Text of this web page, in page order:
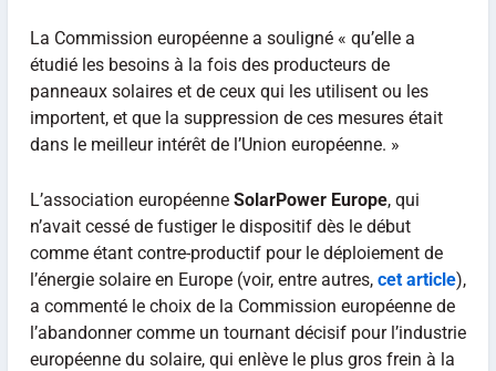
La Commission européenne a souligné « qu’elle a
étudié les besoins à la fois des producteurs de
panneaux solaires et de ceux qui les utilisent ou les
importent, et que la suppression de ces mesures était
dans le meilleur intérêt de l’Union européenne. »
L’association européenne SolarPower Europe, qui
n’avait cessé de fustiger le dispositif dès le début
comme étant contre-productif pour le déploiement de
l’énergie solaire en Europe (voir, entre autres, cet article),
a commenté le choix de la Commission européenne de
l’abandonner comme un tournant décisif pour l’industrie
européenne du solaire, qui enlève le plus gros frein à la